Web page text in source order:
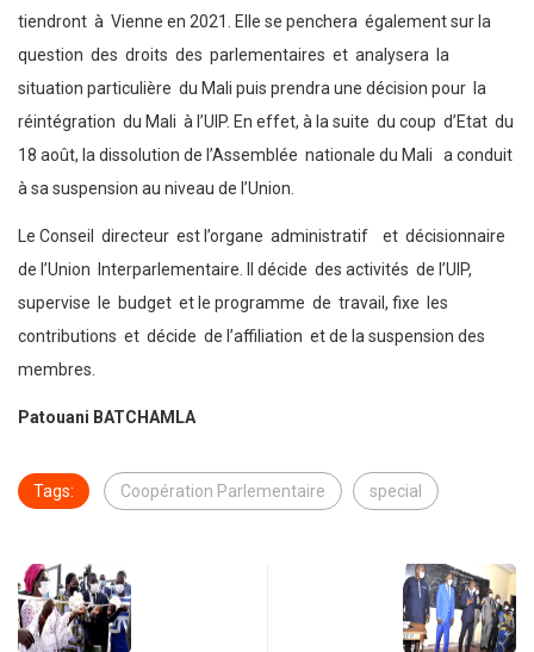
tiendront à Vienne en 2021. Elle se penchera également sur la
question des droits des parlementaires et analysera la
situation particulière du Mali puis prendra une décision pour la
réintégration du Mali à l’UIP. En effet, à la suite du coup d’Etat du
18 août, la dissolution de l’Assemblée nationale du Mali a conduit
à sa suspension au niveau de l’Union.
Le Conseil directeur est l’organe administratif et décisionnaire
de l’Union Interparlementaire. Il décide des activités de l’UIP,
supervise le budget et le programme de travail, fixe les
contributions et décide de l’affiliation et de la suspension des
membres.
Patouani BATCHAMLA
Tags: Coopération Parlementaire special